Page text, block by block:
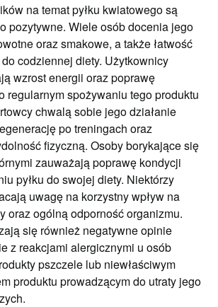
na temat pyłku kwiatowego są
pozytywne. Wiele osób docenia jego
oraz smakowe, a także łatwość
codziennej diety. Użytkownicy
wzrost energii oraz poprawę
regularnym spożywaniu tego produktu
chwalą sobie jego działanie
po treningach oraz
fizyczną. Osoby borykające się
zauważają poprawę kondycji
pyłku do swojej diety. Niektórzy
uwagę na korzystny wpływ na
oraz ogólną odporność organizmu.
się również negatywne opinie
z reakcjami alergicznymi u osób
pszczele lub niewłaściwym
produktu prowadzącym do utraty jego